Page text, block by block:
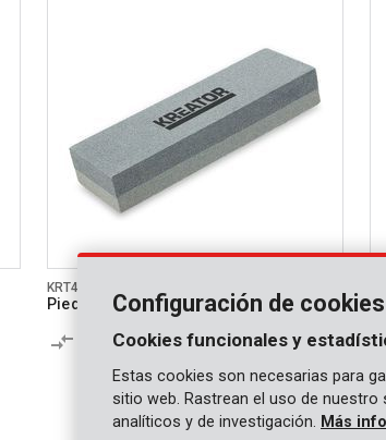
KRT452004
Piedra de afilar 150-240
COMPARAR
Configuración de cookies
Cookies funcionales y
Estas cookies son necesarias para
sitio web. Rastrean el uso de
analíticos y de investigación. Más